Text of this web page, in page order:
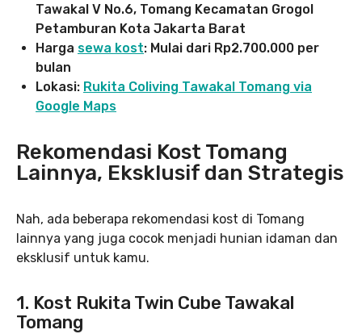
Tawakal V No.6, Tomang Kecamatan Grogol
Petamburan Kota Jakarta Barat
Harga sewa kost: Mulai dari Rp2.700.000 per
bulan
Lokasi: Rukita Coliving Tawakal Tomang via
Google Maps
Rekomendasi Kost Tomang
Lainnya, Eksklusif dan Strategis
Nah, ada beberapa rekomendasi kost di Tomang
lainnya yang juga cocok menjadi hunian idaman dan
eksklusif untuk kamu.
1. Kost Rukita Twin Cube Tawakal
Tomang